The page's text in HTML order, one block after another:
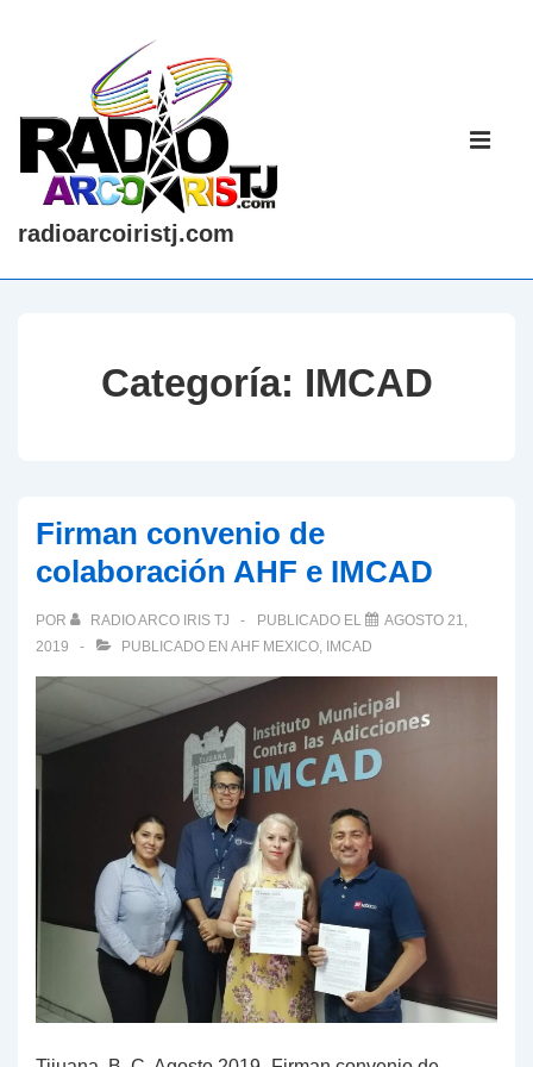
contenido
principal
radioarcoiristj.com
Categoría: IMCAD
Firman convenio de
colaboración AHF e IMCAD
POR RADIO ARCO IRIS TJ PUBLICADO EL
AGOSTO 21,
2019
PUBLICADO EN AHF MEXICO, IMCAD